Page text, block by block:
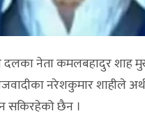
नेता कमलबहादुर शाह
नरेशकुमार शाहीले
सकिरहेको छैन ।